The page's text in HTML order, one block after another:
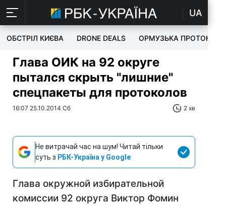
UA
ОБСТРІЛ КИЄВА DRONE DEALS ОРМУЗЬКА ПРОТОКА
Глава ОИК на 92 округе
пытался скрыть "лишние"
спецпакеты для протоколов
16:07 25.10.2014 Сб 2 хв
Не витрачай час на шум! Читай тільки
суть з РБК-Україна у Google
Глава окружной избирательной
комиссии 92 округа Виктор Фомин